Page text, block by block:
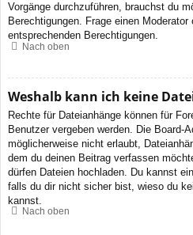
Vorgänge durchzuführen, brauchst du
Berechtigungen. Frage einen
entsprechenden Berechtigungen.
Nach oben
Weshalb kann ich keine
Rechte für Dateianhänge können für
Benutzer vergeben werden. Die Board-
möglicherweise nicht erlaubt,
dem du deinen Beitrag verfassen
dürfen Dateien hochladen. Du kannst
falls du dir nicht sicher bist, wieso du
kannst.
Nach oben